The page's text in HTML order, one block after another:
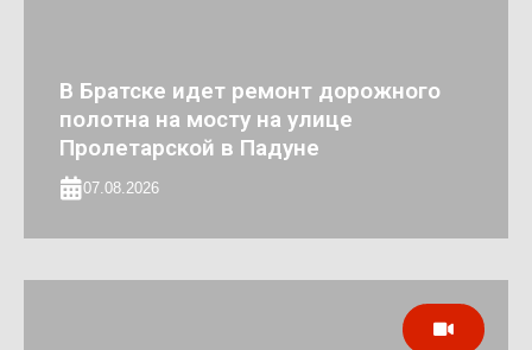
В Братске идет ремонт дорожного
полотна на мосту на улице
Пролетарской в Падуне
07.08.2026